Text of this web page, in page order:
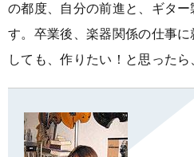
の都度、自分の前進と、ギタ
す。卒業後、楽器関係の仕事
しても、作りたい！と思ったら